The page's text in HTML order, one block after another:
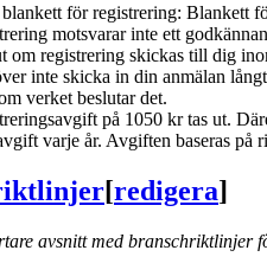
för registrering: Blankett
motsvarar inte ett
om registrering skickas till dig
inte skicka in din anmälan
verket beslutar det.
på 1050 kr tas ut.
varje år. Avgiften baseras på
[redigera]
avsnitt med branschriktlinjer